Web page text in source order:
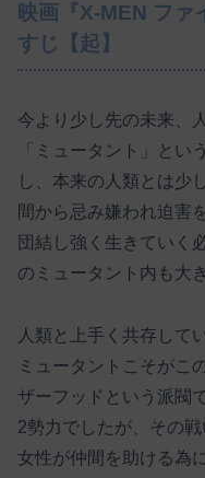
映画『X-MEN ファ
すじ【起】
今より少し先の未来、
「ミュータント」とい
し、本来の人類とは少
間から忌み嫌われ迫害
団結し強く生きていく
のミュータント内も大
人類と上手く共存して
ミュータントこそがこ
ザーフッドという派閥
2勢力でしたが、その
女性が仲間を助ける為